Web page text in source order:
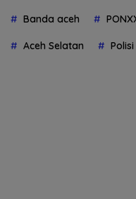
Banda aceh
Aceh Selatan Polisi